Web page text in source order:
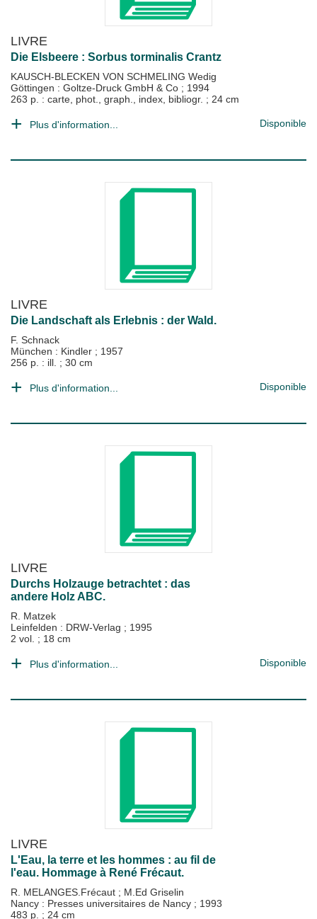
LIVRE
Die Elsbeere : Sorbus torminalis Crantz
KAUSCH-BLECKEN VON SCHMELING Wedig
Göttingen : Goltze-Druck GmbH & Co ; 1994
263 p. : carte, phot., graph., index, bibliogr. ; 24 cm
Plus d'information... Disponible
LIVRE
Die Landschaft als Erlebnis : der Wald.
F. Schnack
München : Kindler ; 1957
256 p. : ill. ; 30 cm
Plus d'information... Disponible
LIVRE
Durchs Holzauge betrachtet : das
andere Holz ABC.
R. Matzek
Leinfelden : DRW-Verlag ; 1995
2 vol. ; 18 cm
Plus d'information... Disponible
LIVRE
L'Eau, la terre et les hommes : au fil de
l'eau. Hommage à René Frécaut.
R. MELANGES.Frécaut ; M.Ed Griselin
Nancy : Presses universitaires de Nancy ; 1993
483 p. ; 24 cm